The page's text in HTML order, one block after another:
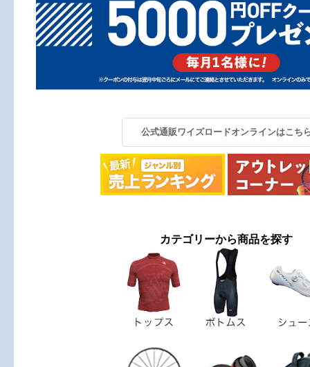
公式通販ワイズロードオンラインはこち
カテゴリーから商品を探す